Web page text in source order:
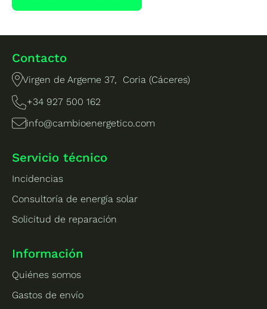
Contacto
Virgen de Argeme 37, Coria (Cáceres)
+34 927 500 162
info@cambioenergetico.com
Servicio técnico
Incidencias
Consultoría de energía solar
Solicitud de reparación
Información
Quiénes somos
Gastos de envío